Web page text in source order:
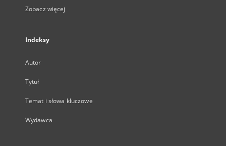
Zobacz więcej
Indeksy
Autor
Tytuł
Temat i słowa kluczowe
Wydawca